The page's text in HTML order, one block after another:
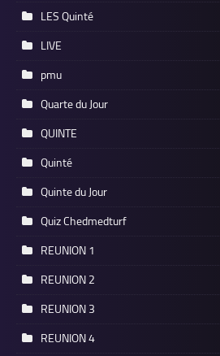
LES Quinté
LIVE
pmu
Quarte du Jour
QUINTE
Quinté
Quinte du Jour
Quiz Chedmedturf
REUNION 1
REUNION 2
REUNION 3
REUNION 4